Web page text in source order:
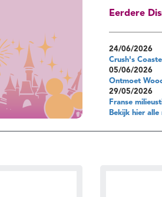
Eerdere
24/06/2026
Crush's
05/06/2026
Ontmoet
29/05/2026
Franse
Bekijk hier